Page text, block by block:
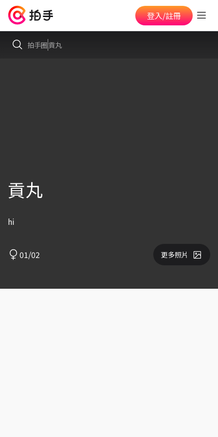
登入/註冊
拍手圈貢丸
貢丸
hi
01/02 更多照片